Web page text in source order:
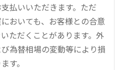
払いいただきます。ただ
おいても、お客様との合意
ただくことがあります。外
為替相場の変動等により損
す。